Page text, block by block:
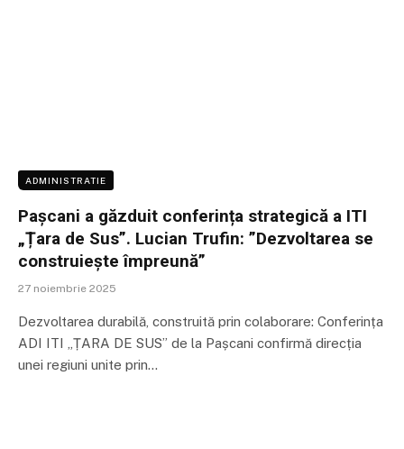
ADMINISTRATIE
Pașcani a găzduit conferința strategică a ITI
„Țara de Sus”. Lucian Trufin: ”Dezvoltarea se
construiește împreună”
27 noiembrie 2025
Dezvoltarea durabilă, construită prin colaborare: Conferința
ADI ITI „ȚARA DE SUS” de la Pașcani confirmă direcția
unei regiuni unite prin…